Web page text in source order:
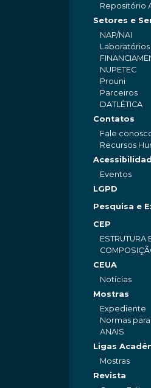
Repositório
Setores e
NAP/NAI
NUPETEC
Prouni
Parceiros
DATLÉTICA
Contatos
Fale
Recursos
Eventos
LGPD
Pesquisa e
CEP
ESTRUTURA
CEUA
Notícias
Mostras
Expediente
Normas
ANAIS
Ligas
Mostras
Revista